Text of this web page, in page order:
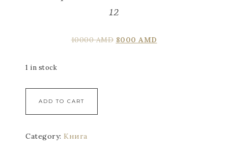
12
10000AMD 8000 AMD
1 in stock
ADD TO CART
Category: Книга